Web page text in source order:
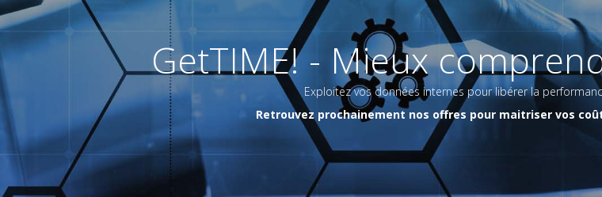
GetTIME! - Mieux
Exploitez vos données internes pour libérer la
Retrouvez prochainement nos offres pour maitriser vos